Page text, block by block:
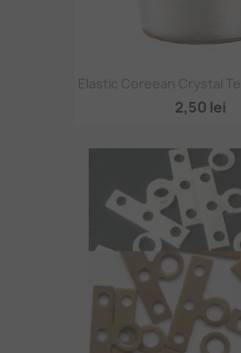
Elastic Coreean Crystal
2,50 lei